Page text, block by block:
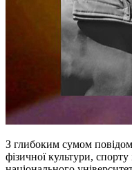
З глибоким сумом
фізичної культури,